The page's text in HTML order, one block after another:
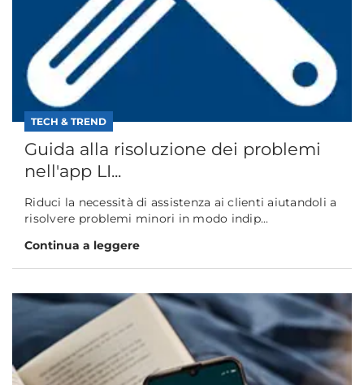
TECH & TREND
Guida alla risoluzione dei problemi
nell'app LI...
Riduci la necessità di assistenza ai clienti aiutandoli a
risolvere problemi minori in modo indip...
Continua a leggere